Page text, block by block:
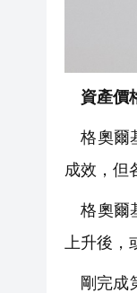
資產價
格奧爾
成效，但
格奧爾
上升後
剛完成